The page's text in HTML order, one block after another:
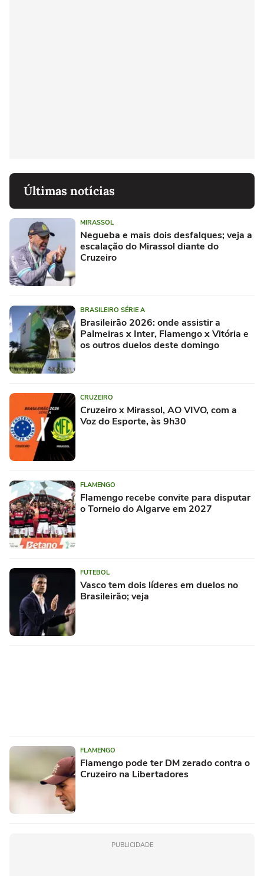
Últimas notícias
MIRASSOL
Negueba e mais dois desfalques; veja a
escalação do Mirassol diante do
Cruzeiro
BRASILEIRO SÉRIE A
Brasileirão 2026: onde assistir a
Palmeiras x Inter, Flamengo x Vitória e
os outros duelos deste domingo
CRUZEIRO
Cruzeiro x Mirassol, AO VIVO, com a
Voz do Esporte, às 9h30
FLAMENGO
Flamengo recebe convite para disputar
o Torneio do Algarve em 2027
FUTEBOL
Vasco tem dois líderes em duelos no
Brasileirão; veja
FLAMENGO
Flamengo pode ter DM zerado contra o
Cruzeiro na Libertadores
PUBLICIDADE